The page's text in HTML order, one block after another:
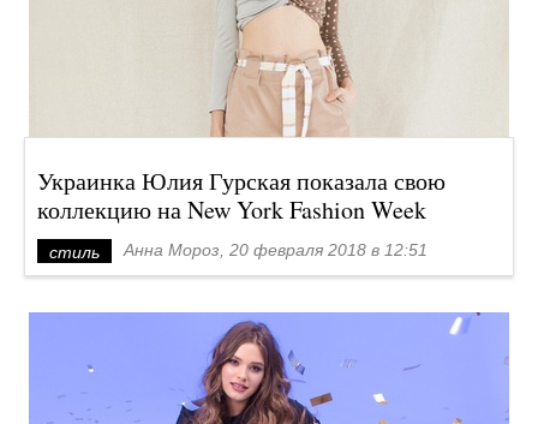
Украинка Юлия Гурская показала свою
коллекцию на New York Fashion Week
стиль Анна Мороз, 20 февраля 2018 в 12:51